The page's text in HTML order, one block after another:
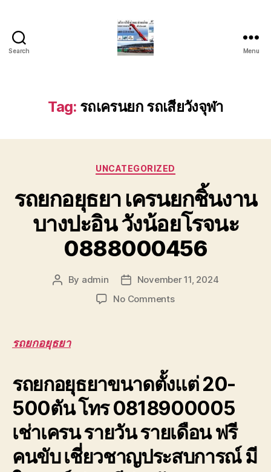
Search
รถ
เครน
เฮี๊ยบ
สไลด์
เครื่องจักร
โทร
0818900005
Menu
Tag: รถเครนยก รถเสียวังจุฬา
Categories
UNCATEGORIZED
รถยกอยุธยา เครนยกชิ้นงาน
บางปะอิน วังน้อยโรจนะ
0888000456
Post
By admin
Post
date
November 11, 2024
No Commentson
ชิ้น
งาน
บางปะอิน
วังน้อย
โรจ
0888000456
รถยกอยุธยา
รถยกอยุธยาขนาดตั้งแต่ 20-
500ตัน โทร 0818900005
เช่าเครน รายวัน รายเดือน ฟรี
คนขับ เชี่ยวชาญประสบการณ์ มี